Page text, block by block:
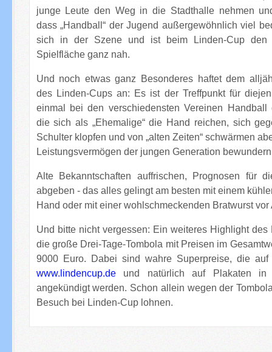
junge Leute den Weg in die Stadthalle nehmen
dass „Handball“ der Jugend außergewöhnlich viel
sich in der Szene und ist beim Linden-Cup den
Spielfläche ganz nah.
Und noch etwas ganz Besonderes haftet dem
des Linden-Cups an: Es ist der Treffpunkt für
einmal bei den verschiedensten Vereinen Handball
die sich als „Ehemalige“ die Hand reichen, sich
Schulter klopfen und von „alten Zeiten“ schwärmen
Leistungsvermögen der jungen Generation
Alte Bekanntschaften auffrischen, Prognosen für
abgeben - das alles gelingt am besten mit einem
Hand oder mit einer wohlschmeckenden Bratwurst vor
Und bitte nicht vergessen: Ein weiteres Highlight des
die große Drei-Tage-Tombola mit Preisen im
9000 Euro. Dabei sind wahre Superpreise, die auf
www.lindencup.deund natürlich auf Plakaten in
angekündigt werden. Schon allein wegen der
Besuch bei Linden-Cup lohnen.